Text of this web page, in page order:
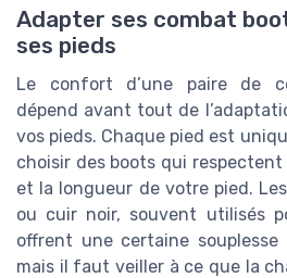
Adapter ses combat
ses pieds
Le confort d’une paire de
dépend avant tout de
vos pieds. Chaque pied est
choisir des boots qui
et la longueur de votre pied.
ou cuir noir, souvent utilisés
offrent une certaine souplesse
mais il faut veiller à ce que la